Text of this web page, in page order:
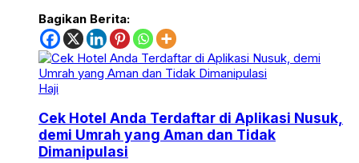
Bagikan Berita:
Haji
Cek Hotel Anda Terdaftar di Aplikasi Nusuk,
demi Umrah yang Aman dan Tidak
Dimanipulasi